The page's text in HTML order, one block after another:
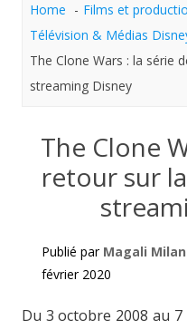
Home
Films et
Télévision & Médias
The Clone Wars : la série
streaming Disney
The Clone
retour sur
Publié par Magali
février 2020
Du 3 octobre 2008 au 7